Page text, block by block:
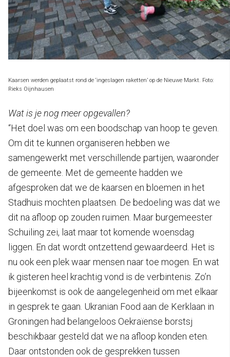
Kaarsen werden geplaatst rond de ‘ingeslagen raketten’ op de Nieuwe Markt. Foto:
Rieks Oijnhausen
Wat is je nog meer opgevallen?
“Het doel was om een boodschap van hoop te geven.
Om dit te kunnen organiseren hebben we
samengewerkt met verschillende partijen, waaronder
de gemeente. Met de gemeente hadden we
afgesproken dat we de kaarsen en bloemen in het
Stadhuis mochten plaatsen. De bedoeling was dat we
dit na afloop op zouden ruimen. Maar burgemeester
Schuiling zei, laat maar tot komende woensdag
liggen. En dat wordt ontzettend gewaardeerd. Het is
nu ook een plek waar mensen naar toe mogen. En wat
ik gisteren heel krachtig vond is de verbintenis. Zo’n
bijeenkomst is ook de aangelegenheid om met elkaar
in gesprek te gaan. Ukranian Food aan de Kerklaan in
Groningen had belangeloos Oekraïense borstsj
beschikbaar gesteld dat we na afloop konden eten.
Daar ontstonden ook de gesprekken tussen